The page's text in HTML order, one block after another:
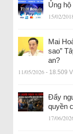
Ủng hộ
15/02/
Mai
sao”
an?
11/05/2026 - 18.509
Đẩy
quyền
17/06/